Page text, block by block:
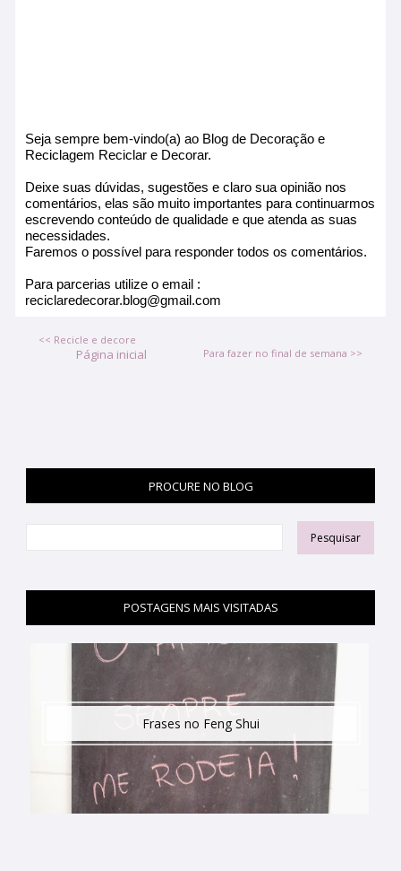
Seja sempre bem-vindo(a) ao Blog de Decoração e
Reciclagem Reciclar e Decorar.
Deixe suas dúvidas, sugestões e claro sua opinião nos
comentários, elas são muito importantes para continuarmos
escrevendo conteúdo de qualidade e que atenda as suas
necessidades.
Faremos o possível para responder todos os comentários.
Para parcerias utilize o email :
reciclaredecorar.blog@gmail.com
<< Recicle e decore
Para fazer no final de semana >>
Página inicial
PROCURE NO BLOG
POSTAGENS MAIS VISITADAS
Frases no Feng Shui